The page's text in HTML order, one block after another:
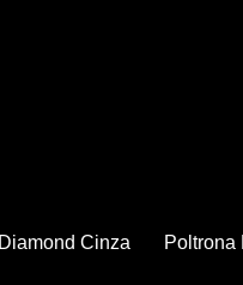
Diamond Cinza